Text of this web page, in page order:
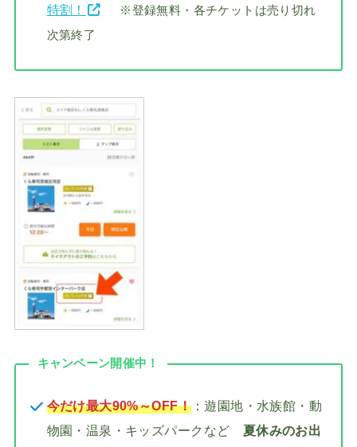
特割！
※登録無料・各チケットは売り切れ
次第終了
キャンペーン開催中！
今だけ最大90%～OFF！：遊園地・水族館・動
物園・温泉・キッズパークなど 夏休みのお出